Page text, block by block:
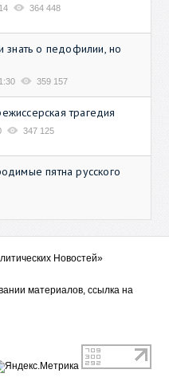
364 448
знать о педофилии, но
359 157
трагедия
347 125
пятна русского
Новостей»
материалов, ссылка на